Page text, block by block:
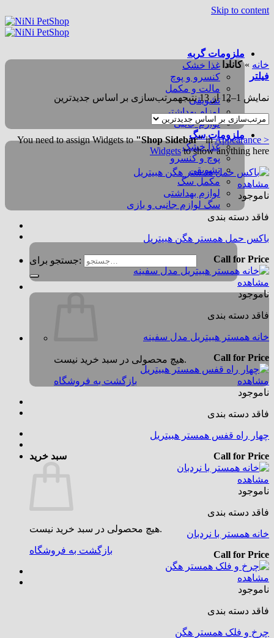
Skip to content
ملزومات گربه
غذا خشک
کنسرو و پوچ
مالت و مکمل
تشویقی
لوزام بهداشتی
لوازم جانبی
ملزومات سگ
غذا خشک
پوچ و کنسرو
تشویقی
مکمل سگ
لوازم بهداشتی
سگ لوازم جانبی و بازی
جستجو برای:
هیچ محصولی در سبد خرید نیست.
بازگشت به فروشگاه
سبد خرید
هیچ محصولی در سبد خرید نیست.
بازگشت به فروشگاه
خانه » کانادا
فیلتر
نمایش 1–12 از 13 نتیجه مرتب‌سازی بر اساس جدیدترین
You need to assign Widgets to"Shop Sidebar"inAppearance >
Widgetsto show anything here
مشاهده
ناموجود
فاقد دسته بندی
باکس حمل همستر هگن هبیتریل
Call for Price
مشاهده
ناموجود
فاقد دسته بندی
خانه همستر هبیتریل مدل سفینه
Call for Price
مشاهده
ناموجود
فاقد دسته بندی
چهار راه قفس همستر هبیتریل
Call for Price
مشاهده
ناموجود
فاقد دسته بندی
خانه همستر با نردبان
Call for Price
مشاهده
ناموجود
فاقد دسته بندی
چرخ و فلک همستر هگن